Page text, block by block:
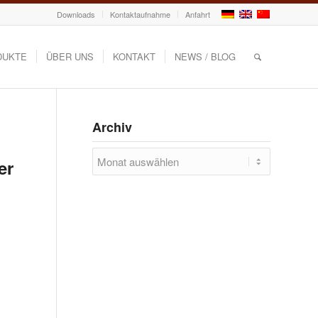
Downloads Kontaktaufnahme Anfahrt
ÜBER UNS KONTAKT NEWS / BLOG
Archiv